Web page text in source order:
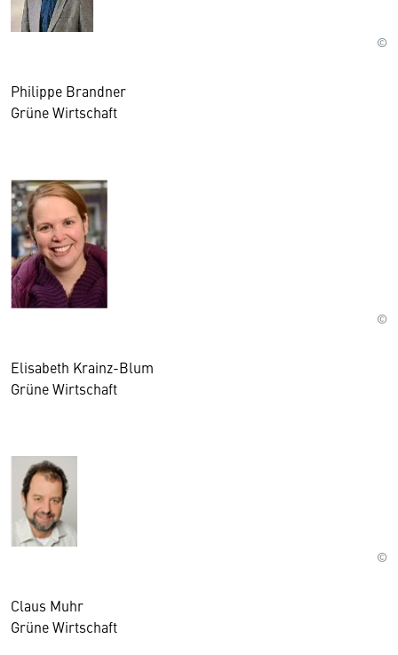
©
Philippe Brandner
Grüne Wirtschaft
©
Elisabeth Krainz-Blum
Grüne Wirtschaft
©
Claus Muhr
Grüne Wirtschaft